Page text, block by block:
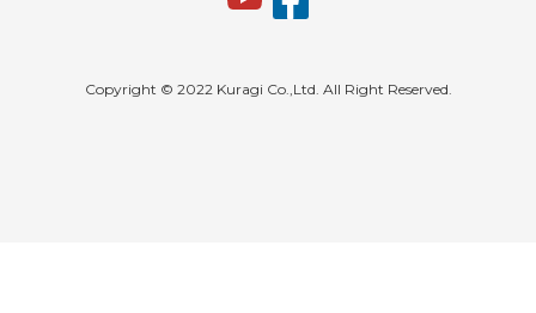
Copyright © 2022 Kuragi Co.,Ltd. All Right Reserved.